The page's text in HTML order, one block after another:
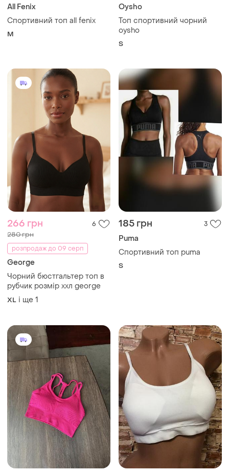
All Fenix
Спортивний топ all fenix
M
Oysho
Топ спортивний чорний
oysho
S
266 грн 6
280 грн
розпродаж до 09 серп
George
Чорний бюстгальтер топ в
рубчик розмір ххл george
XL і ще 1
185 грн 3
Puma
Спортивний топ puma
S